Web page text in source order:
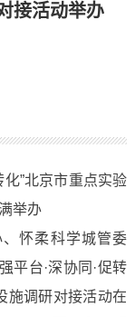
接活动举办
”北京市重点实验
举办
怀柔科学城管委
平台·深协同·促转
施调研对接活动在